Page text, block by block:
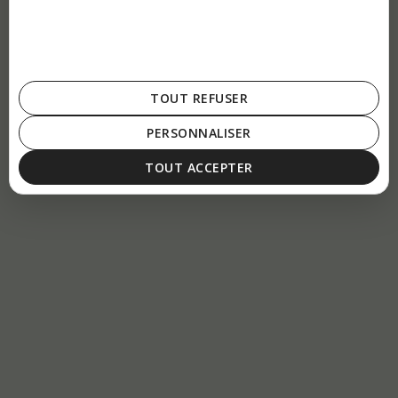
TOUT REFUSER
PERSONNALISER
TOUT ACCEPTER